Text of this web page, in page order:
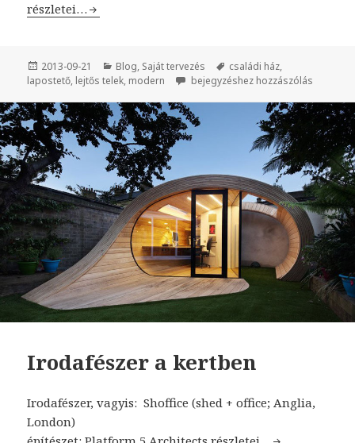
Családi ház igen lejtős telekre Deákváron
részletei…
Közzétéve
2013-09-21 Kategória
Blog, Saját tervezés Címke
családi ház,
lapostető, lejtős telek, modern Családi ház igen lejtős telekre
bejegyzéshez hozzászólás
Irodafészer a kertben
Irodafészer, vagyis: Shoffice (shed + office; Anglia,
London)